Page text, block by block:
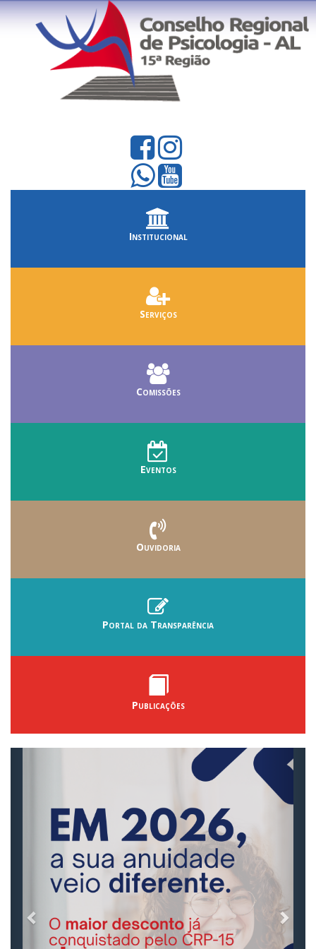
Institucional
Serviços
Comissões
Eventos
Ouvidoria
Portal da Transparência
Publicações